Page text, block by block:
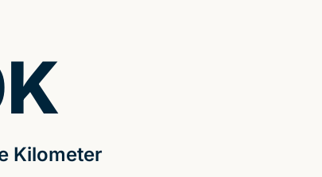
Kilometer
K